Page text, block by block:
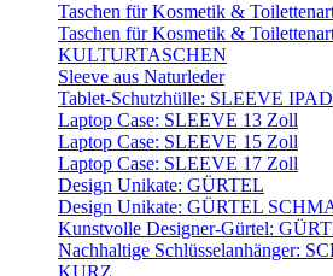
Taschen für Kosmetik &
Taschen für Kosmetik &
KULTURTASCHEN
Sleeve aus Naturleder
Tablet-Schutzhülle: SLEEVE IPAD
Laptop Case: SLEEVE 13 Zoll
Laptop Case: SLEEVE 15 Zoll
Laptop Case: SLEEVE 17 Zoll
Design Unikate: GÜRTEL
Design Unikate: GÜRTEL
Kunstvolle Designer-Gürtel:
Nachhaltige Schlüsselanhänger:
KURZ